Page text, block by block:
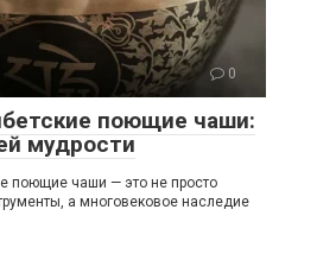
0
поющие чаши:
мудрости
поющие чаши — это не просто
а многовековое наследие